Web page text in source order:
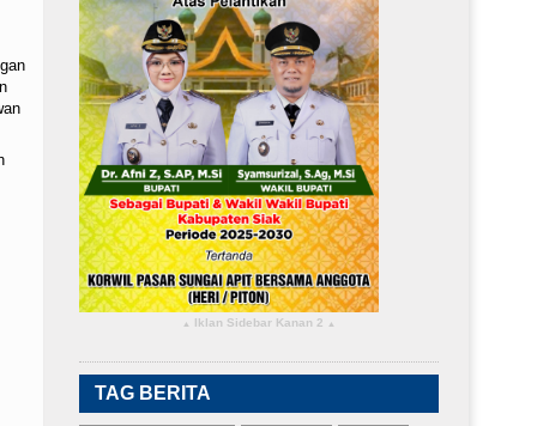
▴ Iklan Sidebar Kanan 2 ▴
TAG BERITA